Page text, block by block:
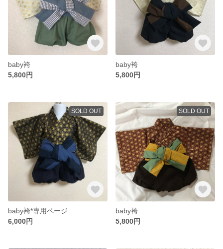
baby袴
5,800円
baby袴
5,800円
SOLD OUT
baby袴*専用ページ
6,000円
SOLD OUT
baby袴
5,800円